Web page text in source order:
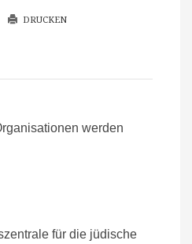
DRUCKEN
werden
für die jüdische